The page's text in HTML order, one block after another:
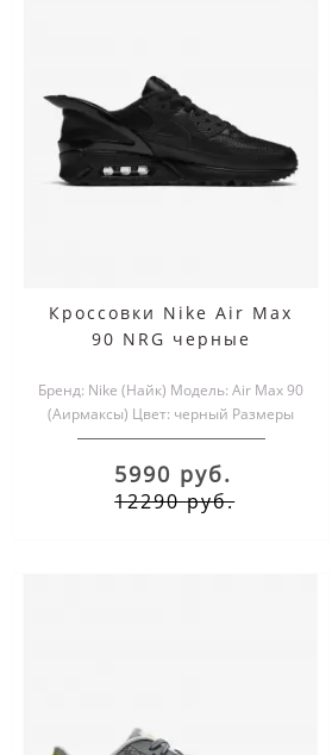
Кроссовки Nike Air Max
90 NRG черные
Бренд: Nike (Найк) Модель: Air Max 90
(Аирмаксы) Цвет: черный Размеры
обуви: мужские и женс..
5990 руб.
12290 руб.